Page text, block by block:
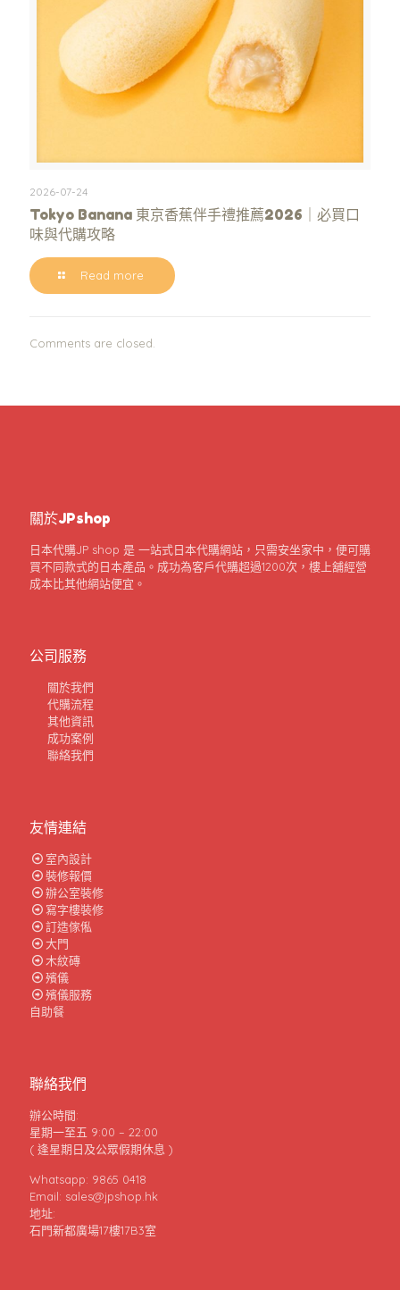
2026-07-24
Tokyo Banana 東京香蕉伴手禮推薦2026｜必買口
味與代購攻略
Read more
Comments are closed.
關於JPshop
日本代購JP shop 是 一站式日本代購網站，只需安坐家中，便可購
買不同款式的日本產品。成功為客戶代購超過1200次，樓上舖經營
成本比其他網站便宜。
公司服務
關於我們
代購流程
其他資訊
成功案例
聯絡我們
友情連結
室內設計
裝修報價
辦公室裝修
寫字樓裝修
訂造傢俬
大門
木紋磚
殯儀
殯儀服務
自助餐
聯絡我們
辦公時間:
星期一至五 9:00 – 22:00
( 逢星期日及公眾假期休息 )
Whatsapp: 9865 0418
Email: sales@jpshop.hk
地址:
石門新都廣場17樓17B3室